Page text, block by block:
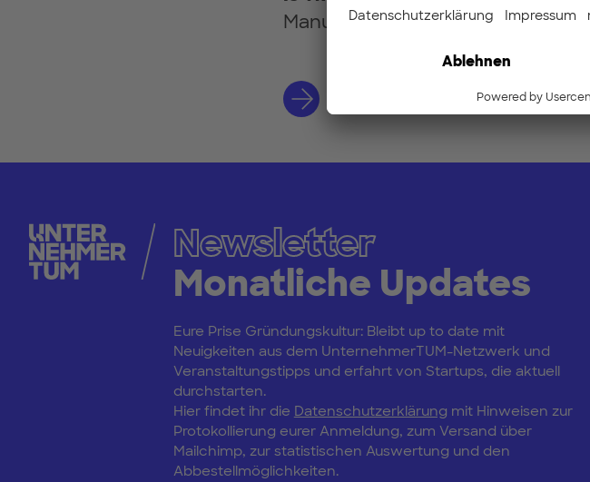
Manuel Schneider –Head of
Newsletter
Monatliche Updates
Eure Prise Gründungskultur: Bleibt up to date mit
Neuigkeiten aus dem UnternehmerTUM-Netzwerk und
Veranstaltungstipps und erfahrt von Startups, die aktuell
durchstarten.
Hier findet ihr die Datenschutzerklärung mit Hinweisen zur
Protokollierung eurer Anmeldung, zum Versand über
Mailchimp, zur statistischen Auswertung und den
Abbestellmöglichkeiten.